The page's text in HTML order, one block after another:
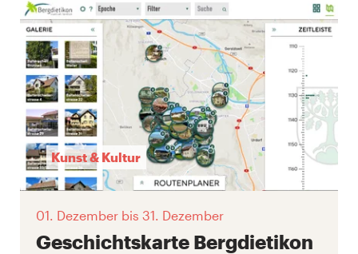
Kunst & Kultur
01. Dezember bis 31. Dezember
Geschichtskarte Bergdietikon